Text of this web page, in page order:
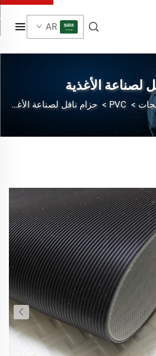
AR
لصناعة الأغذية
>
PVC
> حزام ناقل لصناعة الأغذية